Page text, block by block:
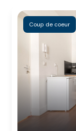
Coup de coeur